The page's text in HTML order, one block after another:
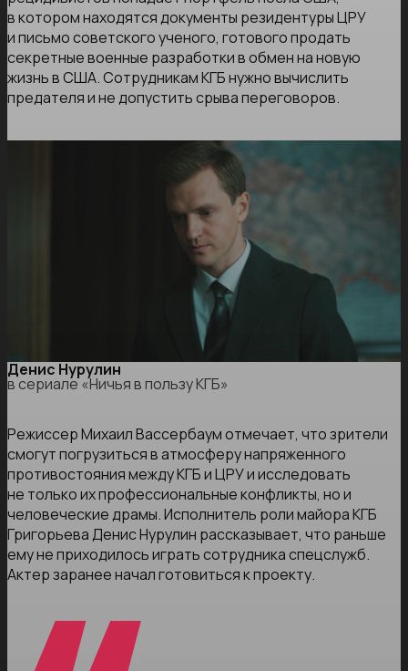
в котором находятся документы резидентуры ЦРУ
и письмо советского ученого, готового продать
секретные военные разработки в обмен на новую
жизнь в США. Сотрудникам КГБ нужно вычислить
предателя и не допустить срыва переговоров.
Денис Нурулин
в сериале «Ничья в пользу КГБ»
Режиссер Михаил Вассербаум отмечает, что зрители
смогут погрузиться в атмосферу напряженного
противостояния между КГБ и ЦРУ и исследовать
не только их профессиональные конфликты, но и
человеческие драмы. Исполнитель роли майора КГБ
Григорьева Денис Нурулин рассказывает, что раньше
ему не приходилось играть сотрудника спецслужб.
Актер заранее начал готовиться к проекту.